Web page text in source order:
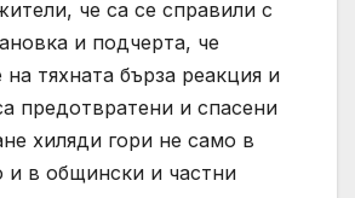
че са се справили с
и подчерта, че
на тяхната бърза реакция и
предотвратени и спасени
хиляди гори не само в
в общински и частни